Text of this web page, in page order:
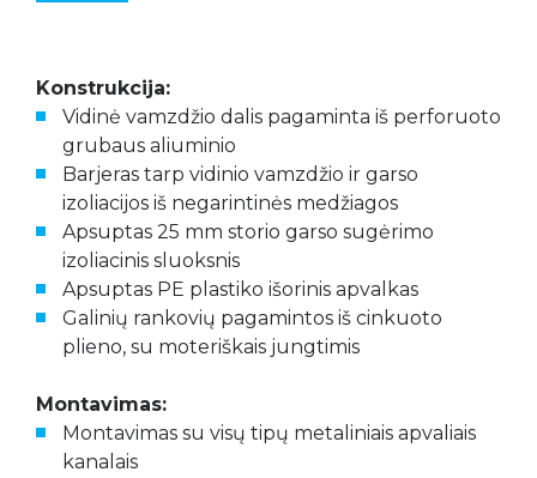
Konstrukcija:
Vidinė vamzdžio dalis pagaminta iš perforuoto
grubaus aliuminio
Barjeras tarp vidinio vamzdžio ir garso
izoliacijos iš negarintinės medžiagos
Apsuptas 25 mm storio garso sugėrimo
izoliacinis sluoksnis
Apsuptas PE plastiko išorinis apvalkas
Galinių rankovių pagamintos iš cinkuoto
plieno, su moteriškais jungtimis
Montavimas:
Montavimas su visų tipų metaliniais apvaliais
kanalais